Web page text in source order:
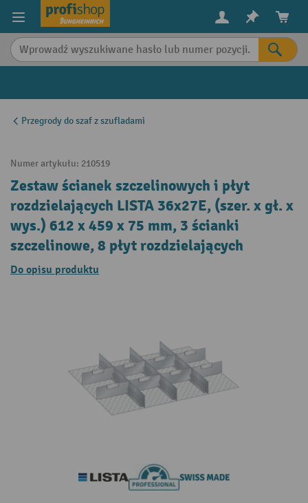
content
Przegrody do szaf z szufladami
Numer artykułu: 210519
Zestaw ścianek szczelinowych i płyt
rozdzielających LISTA 36x27E, (szer. x gł. x
wys.) 612 x 459 x 75 mm, 3 ścianki
szczelinowe, 8 płyt rozdzielających
Do opisu produktu